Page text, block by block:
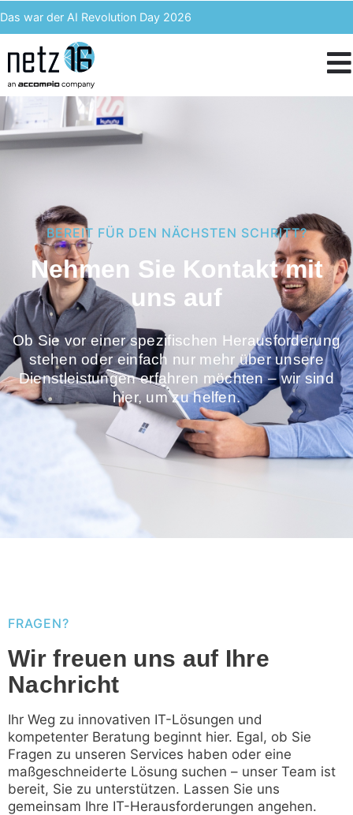
Das war der AI Revolution Day 2026
Kern AI wird accompio AI
Unser Event des Jahres – Wir blicken zurück auf den 3. ACST
IT-Kosten einsparen & langfristig profitieren – Enterprise Analytics
BEREIT FÜR DEN NÄCHSTEN SCHRITT?
Nehmen Sie Kontakt mit
uns auf
Ob Sie vor einer spezifischen Herausforderung
stehen oder einfach nur mehr über unsere
Dienstleistungen erfahren möchten – wir sind
hier, um zu helfen.
FRAGEN?
Wir freuen uns auf Ihre
Nachricht
Ihr Weg zu innovativen IT-Lösungen und
kompetenter Beratung beginnt hier. Egal, ob Sie
Fragen zu unseren Services haben oder eine
maßgeschneiderte Lösung suchen – unser Team ist
bereit, Sie zu unterstützen. Lassen Sie uns
gemeinsam Ihre IT-Herausforderungen angehen.